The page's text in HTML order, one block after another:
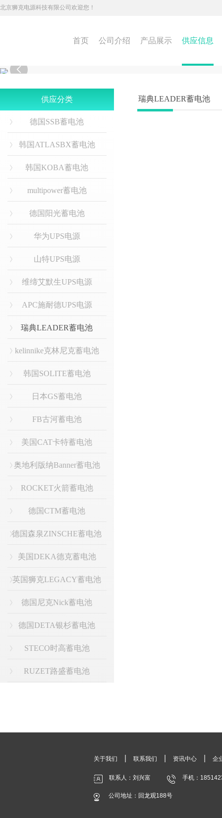
北京狮克电源科技有限公司欢迎您！
首页 公司介绍 产品展示 供应信息

供应分类
德国SSB蓄电池
韩国ATLASBX蓄电池
韩国KOBA蓄电池
multipower蓄电池
德国阳光蓄电池
华为UPS电源
山特UPS电源
维缔艾默生UPS电源
APC施耐德UPS电源
瑞典LEADER蓄电池
kelinnike克林尼克蓄电池
韩国SOLITE蓄电池
日本GS蓄电池
FB古河蓄电池
美国CAT卡特蓄电池
奥地利版纳Banner蓄电池
ROCKET火箭蓄电池
德国CTM蓄电池
德国森泉ZINSCHE蓄电池
美国DEKA德克蓄电池
英国狮克LEGACY蓄电池
德国尼克Nick蓄电池
德国DETA银杉蓄电池
STECO时高蓄电池
RUZET路盛蓄电池
瑞典LEADER蓄电池
关于我们 联系我们 资讯中心 企
联系人：刘兴富 手机：
公司地址：回龙观188号